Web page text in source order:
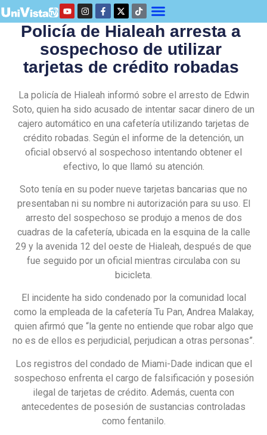
Policía de Hialeah arresta a
sospechoso de utilizar
tarjetas de crédito robadas
La policía de Hialeah informó sobre el arresto de Edwin
Soto, quien ha sido acusado de intentar sacar dinero de un
cajero automático en una cafetería utilizando tarjetas de
crédito robadas. Según el informe de la detención, un
oficial observó al sospechoso intentando obtener el
efectivo, lo que llamó su atención.
Soto tenía en su poder nueve tarjetas bancarias que no
presentaban ni su nombre ni autorización para su uso. El
arresto del sospechoso se produjo a menos de dos
cuadras de la cafetería, ubicada en la esquina de la calle
29 y la avenida 12 del oeste de Hialeah, después de que
fue seguido por un oficial mientras circulaba con su
bicicleta.
El incidente ha sido condenado por la comunidad local
como la empleada de la cafetería Tu Pan, Andrea Malakay,
quien afirmó que “la gente no entiende que robar algo que
no es de ellos es perjudicial, perjudican a otras personas”.
Los registros del condado de Miami-Dade indican que el
sospechoso enfrenta el cargo de falsificación y posesión
ilegal de tarjetas de crédito. Además, cuenta con
antecedentes de posesión de sustancias controladas
como fentanilo.